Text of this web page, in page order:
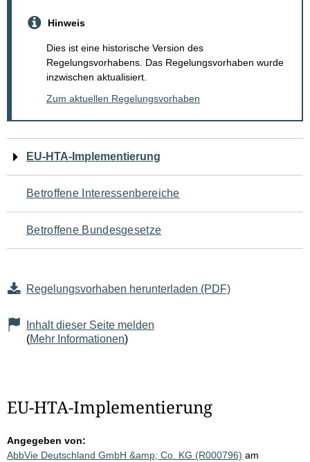
Hinweis
Dies ist eine historische Version des
Regelungsvorhabens. Das Regelungsvorhaben wurde
inzwischen aktualisiert.
Zum aktuellen Regelungsvorhaben
Navigation
für
den
Seiteninhalt
EU-HTA-Implementierung
Betroffene Interessenbereiche
Betroffene Bundesgesetze
Regelungsvorhaben herunterladen (PDF)
Inhalt dieser Seite melden
(Mehr Informationen)
EU-HTA-Implementierung
Angegeben von:
AbbVie Deutschland GmbH &amp; Co. KG (R000796) am